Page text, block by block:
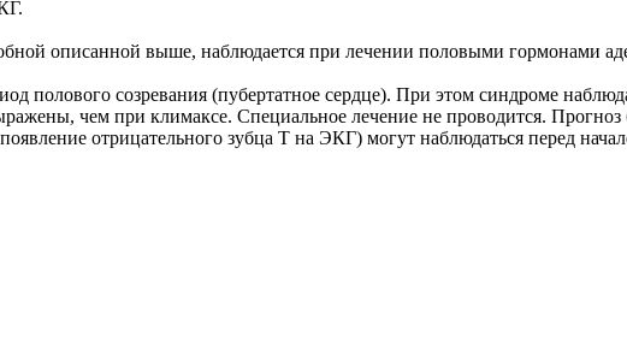
описанной выше, наблюдается при лечении половыми гормонами
полового созревания (пубертатное сердце). При этом синдроме
чем при климаксе. Специальное лечение не проводится.
отрицательного зубца Т на ЭКГ) могут наблюдаться перед